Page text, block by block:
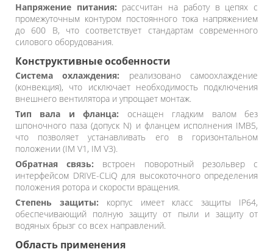
Напряжение питания: рассчитан на работу в цепях с
промежуточным контуром постоянного тока напряжением
до 600 В, что соответствует стандартам современного
силового оборудования.
Конструктивные особенности
Система охлаждения: реализовано самоохлаждение
(конвекция), что исключает необходимость подключения
внешнего вентилятора и упрощает монтаж.
Тип вала и фланца: оснащен гладким валом без
шпоночного паза (допуск N) и фланцем исполнения IMB5,
что позволяет устанавливать его в горизонтальном
положении (IM V1, IM V3).
Обратная связь: встроен поворотный резольвер с
интерфейсом DRIVE-CLiQ для высокоточного определения
положения ротора и скорости вращения.
Степень защиты: корпус имеет класс защиты IP64,
обеспечивающий полную защиту от пыли и защиту от
водяных брызг со всех направлений.
Область применения